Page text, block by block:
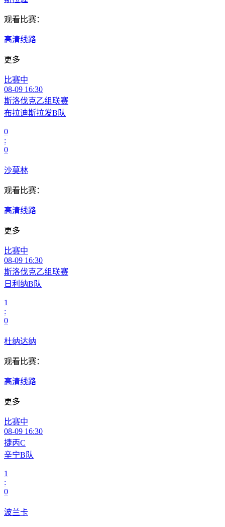
观看比赛：
高清线路
更多
比赛中
08-09 16:30
斯洛伐克乙组联赛
布拉迪斯拉发B队
0
:
0
沙莫林
观看比赛：
高清线路
更多
比赛中
08-09 16:30
斯洛伐克乙组联赛
日利纳B队
1
:
0
杜纳达纳
观看比赛：
高清线路
更多
比赛中
08-09 16:30
捷丙C
辛宁B队
1
:
0
波兰卡